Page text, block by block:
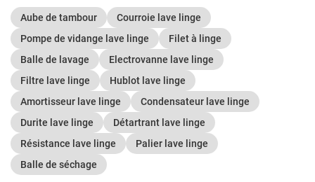
Aube de tambour
Courroie lave linge
Pompe de vidange lave linge
Filet à linge
Balle de lavage
Electrovanne lave linge
Filtre lave linge
Hublot lave linge
Amortisseur lave linge
Condensateur lave linge
Durite lave linge
Détartrant lave linge
Résistance lave linge
Palier lave linge
Balle de séchage